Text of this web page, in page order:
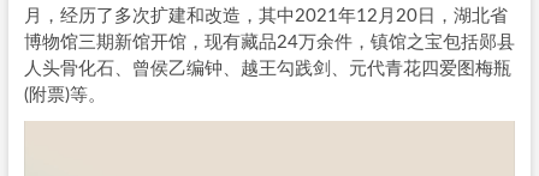
月，经历了多次扩建和改造，其中2021年12月20日，湖北省
博物馆三期新馆开馆，现有藏品24万余件，镇馆之宝包括郧县
人头骨化石、曾侯乙编钟、越王勾践剑、元代青花四爱图梅瓶
(附票)等。